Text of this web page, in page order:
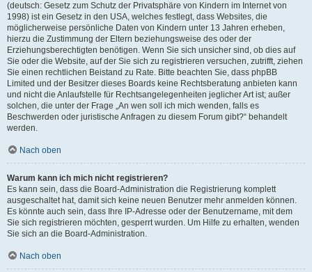
(deutsch: Gesetz zum Schutz der Privatsphäre von Kindern im Internet von
1998) ist ein Gesetz in den USA, welches festlegt, dass Websites, die
möglicherweise persönliche Daten von Kindern unter 13 Jahren erheben,
hierzu die Zustimmung der Eltern beziehungsweise des oder der
Erziehungsberechtigten benötigen. Wenn Sie sich unsicher sind, ob dies auf
Sie oder die Website, auf der Sie sich zu registrieren versuchen, zutrifft, ziehen
Sie einen rechtlichen Beistand zu Rate. Bitte beachten Sie, dass phpBB
Limited und der Besitzer dieses Boards keine Rechtsberatung anbieten kann
und nicht die Anlaufstelle für Rechtsangelegenheiten jeglicher Art ist; außer
solchen, die unter der Frage „An wen soll ich mich wenden, falls es
Beschwerden oder juristische Anfragen zu diesem Forum gibt?“ behandelt
werden.
Nach oben
Warum kann ich mich nicht registrieren?
Es kann sein, dass die Board-Administration die Registrierung komplett
ausgeschaltet hat, damit sich keine neuen Benutzer mehr anmelden können.
Es könnte auch sein, dass Ihre IP-Adresse oder der Benutzername, mit dem
Sie sich registrieren möchten, gesperrt wurden. Um Hilfe zu erhalten, wenden
Sie sich an die Board-Administration.
Nach oben